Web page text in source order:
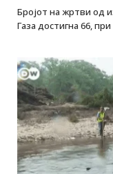
Бројот на жртви од
Газа достигна 66,